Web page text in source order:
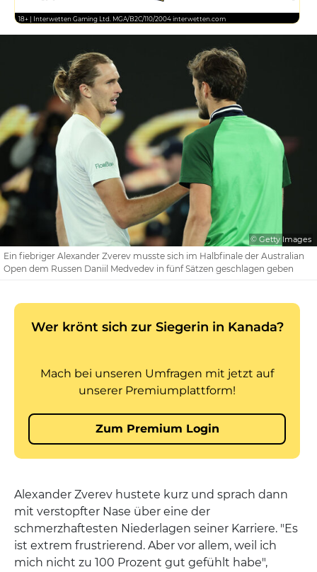
18+ | Interwetten Gaming Ltd. MGA/B2C/110/2004 interwetten.com
© Getty Images
Ein fiebriger Alexander Zverev musste sich im Halbfinale der Australian
Open dem Russen Daniil Medvedev in fünf Sätzen geschlagen geben
Alexander Zverev hustete kurz und sprach dann
mit verstopfter Nase über eine der
schmerzhaftesten Niederlagen seiner Karriere. "Es
ist extrem frustrierend. Aber vor allem, weil ich
mich nicht zu 100 Prozent gut gefühlt habe",